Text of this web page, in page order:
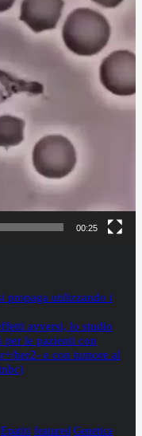
00:25
propaga utilizzando i
avversi, lo studio
per le pazienti con
her2- e con tumore al
Epatiti featured Genetica